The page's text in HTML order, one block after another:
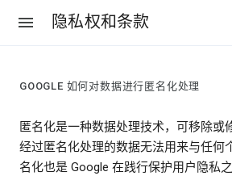
隐私权和条款
GOOGLE 如何对数据进行匿名化处理
匿名化是一种数据处理技术，可移除或
经过匿名化处理的数据无法用来与任何
名化也是 Google 在践行保护用户隐私